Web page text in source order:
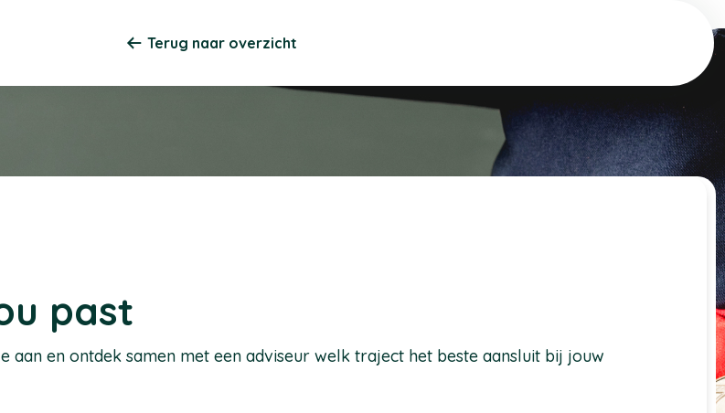
Terug naar overzicht
past
en ontdek samen met een adviseur welk traject het beste aansluit bij jouw